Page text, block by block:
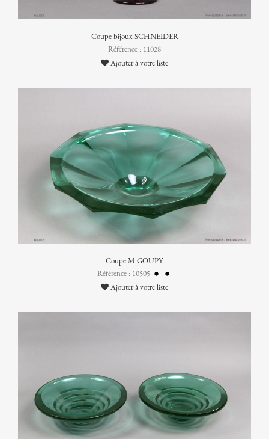
Coupe bijoux SCHNEIDER
Référence : 11028
Ajouter à votre liste
Coupe M.GOUPY
Référence : 10505
Ajouter à votre liste